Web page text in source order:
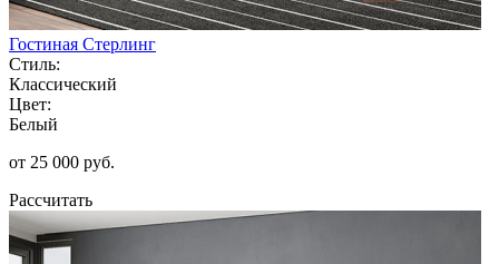
Гостиная Стерлинг
Стиль:
Классический
Цвет:
Белый
от 25 000 руб.
Рассчитать